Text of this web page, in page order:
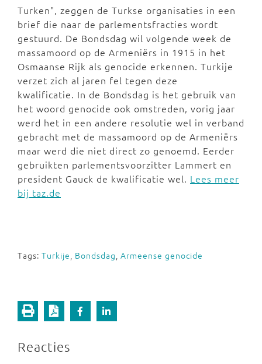
Turken", zeggen de Turkse organisaties in een
brief die naar de parlementsfracties wordt
gestuurd. De Bondsdag wil volgende week de
massamoord op de Armeniërs in 1915 in het
Osmaanse Rijk als genocide erkennen. Turkije
verzet zich al jaren fel tegen deze
kwalificatie. In de Bondsdag is het gebruik van
het woord genocide ook omstreden, vorig jaar
werd het in een andere resolutie wel in verband
gebracht met de massamoord op de Armeniërs
maar werd die niet direct zo genoemd. Eerder
gebruikten parlementsvoorzitter Lammert en
president Gauck de kwalificatie wel. Lees meer
bij taz.de
Tags: Turkije, Bondsdag, Armeense genocide
Reacties